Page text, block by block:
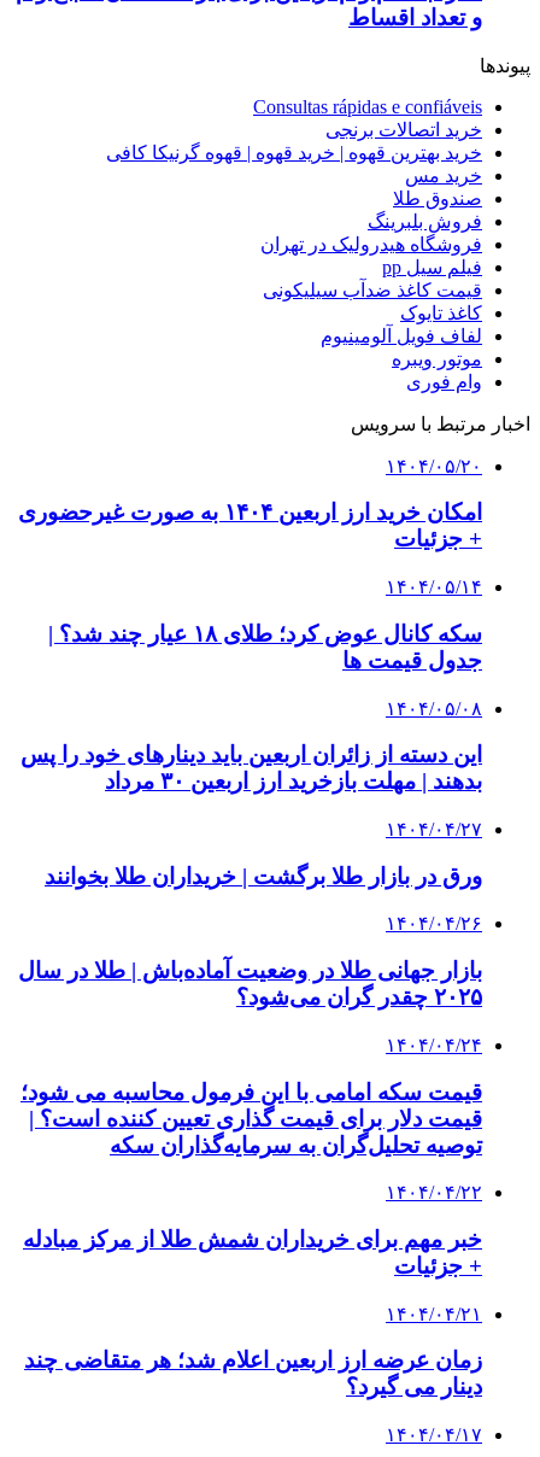
و تعداد اقساط
پیوندها
Consultas rápidas e confiáveis
خرید اتصالات برنجی
خرید بهترین قهوه | خرید قهوه | قهوه گرنیکا کافی
خرید مس
صندوق طلا
فروش بلبرینگ
فروشگاه هیدرولیک در تهران
فیلم سیل pp
قیمت کاغذ ضدآب سیلیکونی
کاغذ تایوک
لفاف فویل آلومینیوم
موتور ویبره
وام فوری
اخبار مرتبط با سرویس
۱۴۰۴/۰۵/۲۰
امکان خرید ارز اربعین ۱۴۰۴ به صورت غیرحضوری
+ جزئیات
۱۴۰۴/۰۵/۱۴
سکه کانال عوض کرد؛ طلای ۱۸ عیار چند شد؟ |
جدول قیمت ها
۱۴۰۴/۰۵/۰۸
این دسته از زائران اربعین باید دینارهای خود را پس
بدهند | مهلت بازخرید ارز اربعین ۳۰ مرداد
۱۴۰۴/۰۴/۲۷
ورق در بازار طلا برگشت | خریداران طلا بخوانند
۱۴۰۴/۰۴/۲۶
بازار جهانی طلا در وضعیت آماده‌باش | طلا در سال
۲۰۲۵ چقدر گران می‌شود؟
۱۴۰۴/۰۴/۲۴
قیمت سکه امامی با این فرمول محاسبه می شود؛
قیمت دلار برای قیمت گذاری تعیین کننده است؟ |
توصیه تحلیل‌گران به سرمایه‌گذاران سکه
۱۴۰۴/۰۴/۲۲
خبر مهم برای خریداران شمش طلا از مرکز مبادله
+ جزئیات
۱۴۰۴/۰۴/۲۱
زمان عرضه ارز اربعین اعلام شد؛ هر متقاضی چند
دینار می گیرد؟
۱۴۰۴/۰۴/۱۷